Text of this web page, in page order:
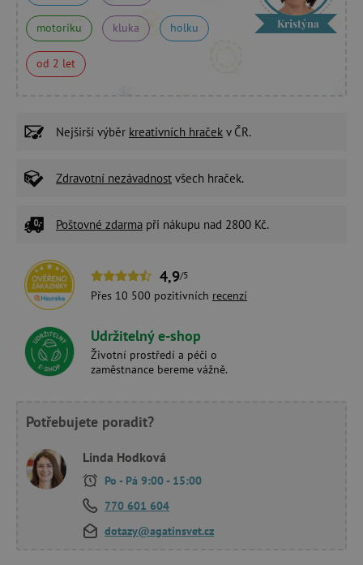
motoriku kluka holku
od 2 let
Kristýna
Nejširší výběr kreativních hraček v ČR.
Zdravotní nezávadnost všech hraček.
Poštovné zdarma při nákupu nad 2800 Kč.
4,9/5
Přes 10 500 pozitivních recenzí
Udržitelný e-shop
Životní prostředí a péči o
zaměstnance bereme vážně.
Potřebujete poradit?
Linda Hodková
Po - Pá 9:00 - 15:00
770 601 604
dotazy@agatinsvet.cz